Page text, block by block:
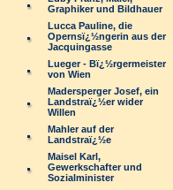
Graphiker und Bildhauer
Lucca Pauline, die
Opernsï¿½ngerin aus der
Jacquingasse
Lueger - Bï¿½rgermeister
von Wien
Madersperger Josef, ein
Landstraï¿½er wider
Willen
Mahler auf der
Landstraï¿½e
Maisel Karl,
Gewerkschafter und
Sozialminister